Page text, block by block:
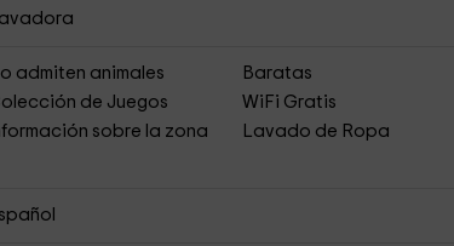
admiten animales
Baratas
de Juegos
WiFi Gratis
sobre la zona
Lavado de Ropa